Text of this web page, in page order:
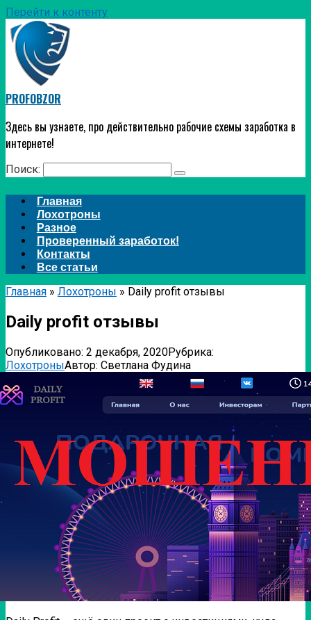
Перейти к контенту
PROFOBZOR
Здесь вы узнаете, про действительно рабочие схемы заработка в
интернете!
Поиск:
Главная
Лохотроны
Разное
Проверенный заработок!
Контакты
Все статьи
Главная » Лохотроны » Daily profit отзывы
Daily profit отзывы
Опубликовано: 2 декабря, 2020Рубрика:
ЛохотроныАвтор: Светлана Фудина